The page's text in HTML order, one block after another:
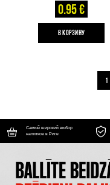
0.95 €
B КОРЗИНУ
Самый широкий выбор
напитков в Риге